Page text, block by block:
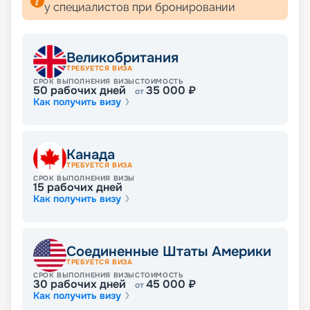
бронирования можно выбрать и купить самые
у специалистов при бронировании
Великобритания
ТРЕБУЕТСЯ ВИЗА
СРОК ВЫПОЛНЕНИЯ ВИЗЫ
50 рабочих дней
СТОИМОСТЬ
от35 000 ₽
Как получить визу
Канада
ТРЕБУЕТСЯ ВИЗА
СРОК ВЫПОЛНЕНИЯ ВИЗЫ
15 рабочих дней
Как получить визу
Соединенные Штаты Америки
ТРЕБУЕТСЯ ВИЗА
СРОК ВЫПОЛНЕНИЯ ВИЗЫ
30 рабочих дней
СТОИМОСТЬ
от45 000 ₽
Как получить визу